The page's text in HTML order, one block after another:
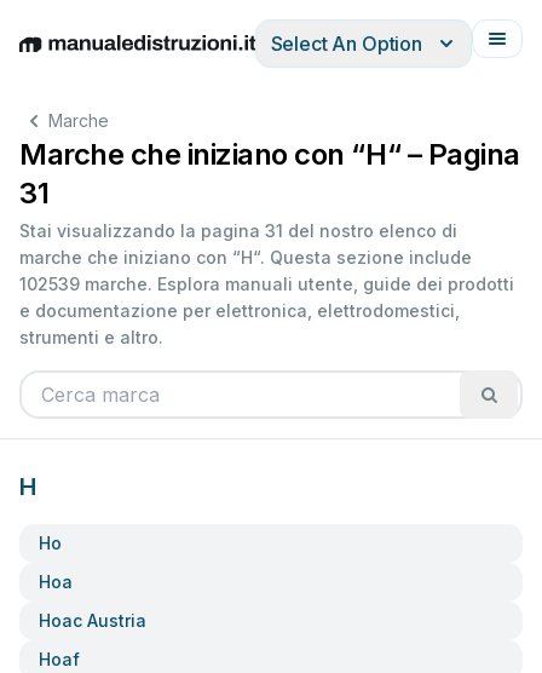
EnglishDeutschEspañolItalianoFrançais
Select An Option
Marche
Marche che iniziano con “H“ – Pagina
31
Stai visualizzando la pagina 31 del nostro elenco di
marche che iniziano con “H“. Questa sezione include
102539 marche. Esplora manuali utente, guide dei prodotti
e documentazione per elettronica, elettrodomestici,
strumenti e altro.
H
Ho
Hoa
Hoac Austria
Hoaf